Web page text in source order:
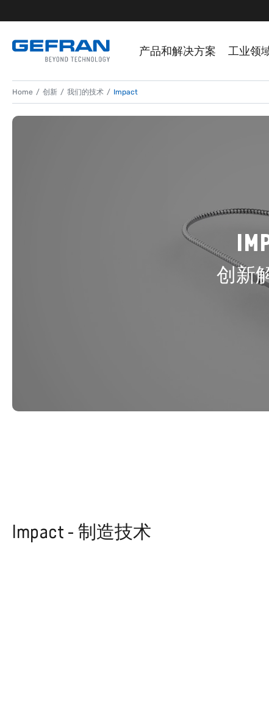
产品和解决方案 工业领
Home 创新 我们的技术 Impact
创新
Impact - 制造技术